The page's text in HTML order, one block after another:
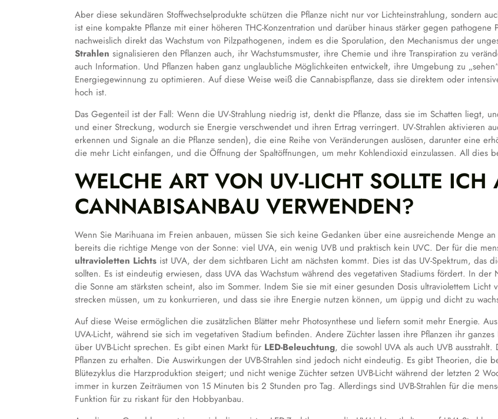
Aber diese sekundären Stoffwechselprodukte schützen die Pflanze nicht nur vor Lichteinstrahlung, sondern
ist eine kompakte Pflanze mit einer höheren THC-Konzentration und darüber hinaus stärker gegen pathogene
nachweislich direkt das Wachstum von Pilzpathogenen, indem es die Sporulation, den Mechanismus der
Strahlen signalisieren den Pflanzen auch, ihr Wachstumsmuster, ihre Chemie und ihre Transpiration zu
auch Information. Und Pflanzen haben ganz unglaubliche Möglichkeiten entwickelt, ihre Umgebung zu
Energiegewinnung zu optimieren. Auf diese Weise weiß die Cannabispflanze, dass sie direktem oder
hoch ist.
Das Gegenteil ist der Fall: Wenn die UV-Strahlung niedrig ist, denkt die Pflanze, dass sie im Schatten liegt,
und einer Streckung, wodurch sie Energie verschwendet und ihren Ertrag verringert. UV-Strahlen aktivieren
erkennen und Signale an die Pflanze senden), die eine Reihe von Veränderungen auslösen, darunter eine
die mehr Licht einfangen, und die Öffnung der Spaltöffnungen, um mehr Kohlendioxid einzulassen. All dies
WELCHE ART VON UV-LICHT SOLLTE ICH
CANNABISANBAU VERWENDEN?
Wenn Sie Marihuana im Freien anbauen, müssen Sie sich keine Gedanken über eine ausreichende Menge
bereits die richtige Menge von der Sonne: viel UVA, ein wenig UVB und praktisch kein UVC. Der für die
ultravioletten Lichts ist UVA, der dem sichtbaren Licht am nächsten kommt. Dies ist das UV-Spektrum, das
sollten. Es ist eindeutig erwiesen, dass UVA das Wachstum während des vegetativen Stadiums fördert. In
die Sonne am stärksten scheint, also im Sommer. Indem Sie sie mit einer gesunden Dosis ultraviolettem
strecken müssen, um zu konkurrieren, und dass sie ihre Energie nutzen können, um üppig und dicht zu
Auf diese Weise ermöglichen die zusätzlichen Blätter mehr Photosynthese und liefern somit mehr Energie.
UVA-Licht, während sie sich im vegetativen Stadium befinden. Andere Züchter lassen ihre Pflanzen ihr
über UVB-Licht sprechen. Es gibt einen Markt für LED-Beleuchtung, die sowohl UVA als auch UVB
Pflanzen zu erhalten. Die Auswirkungen der UVB-Strahlen sind jedoch nicht eindeutig. Es gibt Theorien, die
Blütezyklus die Harzproduktion steigert; und nicht wenige Züchter setzen UVB-Licht während der letzten 2
immer in kurzen Zeiträumen von 15 Minuten bis 2 Stunden pro Tag. Allerdings sind UVB-Strahlen für die
Funktion für zu riskant für den Hobbyanbau.